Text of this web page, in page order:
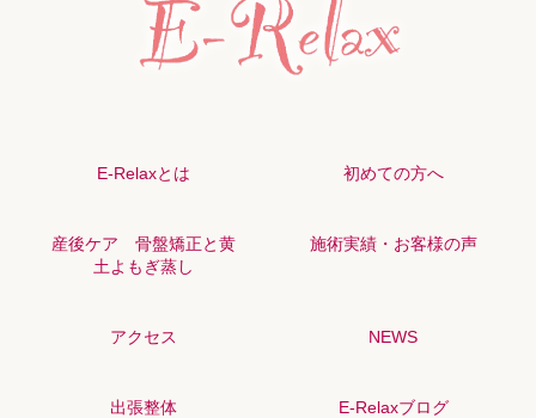
E-Relaxとは 初めての方へ
産後ケア 骨盤矯正と黄
土よもぎ蒸し
施術実績・お客様の声
アクセス NEWS
出張整体 E-Relaxブログ